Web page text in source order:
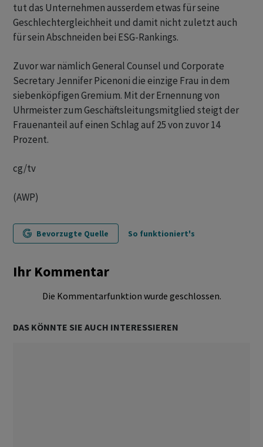
tut das Unternehmen ausserdem etwas für seine
Geschlechtergleichheit und damit nicht zuletzt auch
für sein Abschneiden bei ESG-Rankings.
Zuvor war nämlich General Counsel und Corporate
Secretary Jennifer Picenoni die einzige Frau in dem
siebenköpfigen Gremium. Mit der Ernennung von
Uhrmeister zum Geschäftsleitungsmitglied steigt der
Frauenanteil auf einen Schlag auf 25 von zuvor 14
Prozent.
cg/tv
(AWP)
Bevorzugte Quelle So funktioniert's
Ihr Kommentar
Die Kommentarfunktion wurde geschlossen.
DAS KÖNNTE SIE AUCH INTERESSIEREN